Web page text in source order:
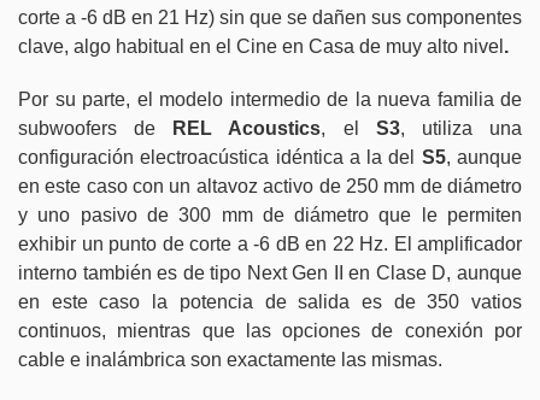
corte a -6 dB en 21 Hz) sin que se dañen sus componentes
clave, algo habitual en el Cine en Casa de muy alto nivel .
Por su parte, el modelo intermedio de la nueva familia de
subwoofers de
REL Acoustics, el S3, utiliza una
configuración electroacústica idéntica a la del S5, aunque
en este caso con un altavoz activo de 250 mm de diámetro
y uno pasivo de 300 mm de diámetro que le permiten
exhibir un punto de corte a -6 dB en 22 Hz. El amplificador
interno también es de tipo Next Gen II en Clase D, aunque
en este caso la potencia de salida es de 350 vatios
continuos, mientras que las opciones de conexión por
cable e inalámbrica son exactamente las mismas.